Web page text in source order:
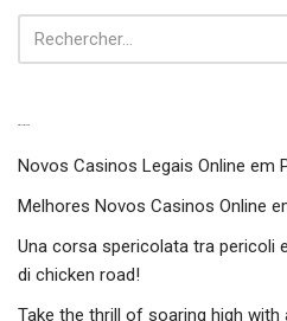
Novos Casinos Legais Online em
Melhores Novos Casinos Online
Una corsa spericolata tra pericoli
di chicken road!
Take the thrill of soaring high with